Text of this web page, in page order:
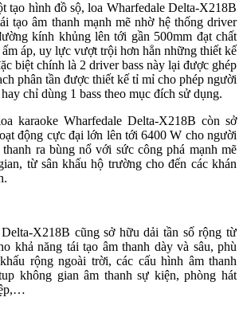
tạo hình đồ sộ, loa Wharfedale Delta-X218B
tạo âm thanh mạnh mẽ nhờ hệ thống driver
kính khủng lên tới gần 500mm đạt chất
ấm áp, uy lực vượt trội hơn hẳn những thiết kế
biệt chính là 2 driver bass này lại được ghép
phân tần được thiết kế tỉ mỉ cho phép người
chỉ dùng 1 bass theo mục đích sử dụng.
karaoke Wharfedale Delta-X218B còn sở
động cực đại lớn lên tới 6400 W cho người
ra bùng nổ với sức công phá mạnh mẽ
từ sân khấu hộ trường cho đến các khán
X218B cũng sở hữu dải tần số rộng từ
khả năng tái tạo âm thanh dày và sâu, phù
rộng ngoài trời, các cấu hình âm thanh
không gian âm thanh sự kiện, phòng hát